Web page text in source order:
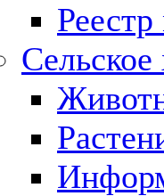
Сельское